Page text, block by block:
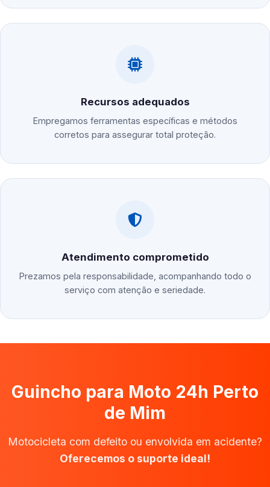
Recursos adequados
Empregamos ferramentas específicas e métodos
corretos para assegurar total proteção.
Atendimento comprometido
Prezamos pela responsabilidade, acompanhando todo o
serviço com atenção e seriedade.
Guincho para Moto 24h Perto
de Mim
Motocicleta com defeito ou envolvida em acidente?
Oferecemos o suporte ideal!